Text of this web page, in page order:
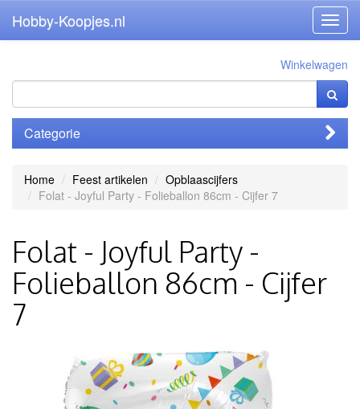
Hobby-Koopjes.nl
Winkelwagen
Categorie
Home Feest artikelen
Opblaascijfers
Folat - Joyful Party - Folieballon 86cm - Cijfer 7
Folat - Joyful Party -
Folieballon 86cm - Cijfer
7